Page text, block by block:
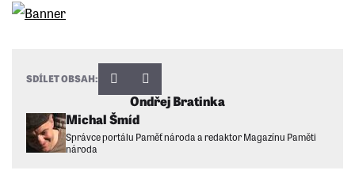
Michal Šmíd
Správce portálu Paměť národa a redaktor Magazínu Paměti
národa
Ondřej Bratinka
SDÍLET OBSAH: